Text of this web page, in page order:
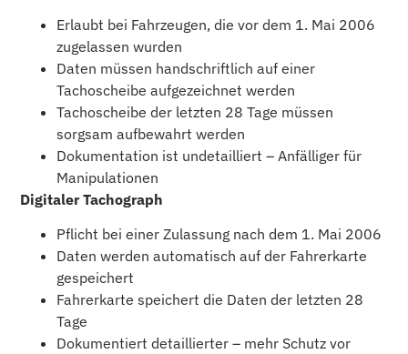
Erlaubt bei Fahrzeugen, die vor dem 1. Mai 2006
zugelassen wurden
Daten müssen handschriftlich auf einer
Tachoscheibe aufgezeichnet werden
Tachoscheibe der letzten 28 Tage müssen
sorgsam aufbewahrt werden
Dokumentation ist undetailliert – Anfälliger für
Manipulationen
Digitaler Tachograph
Pflicht bei einer Zulassung nach dem 1. Mai 2006
Daten werden automatisch auf der Fahrerkarte
gespeichert
Fahrerkarte speichert die Daten der letzten 28
Tage
Dokumentiert detaillierter – mehr Schutz vor